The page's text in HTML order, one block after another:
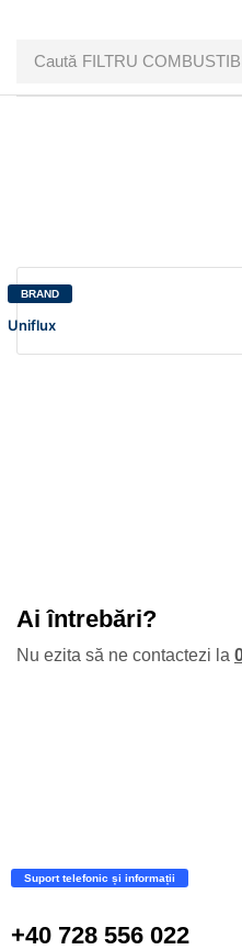
Caută FILTRU
BRAND
Uniflux
Ai întrebări?
Nu ezita să ne contactezi la
Suport telefonic și informații
+40 728 556 022